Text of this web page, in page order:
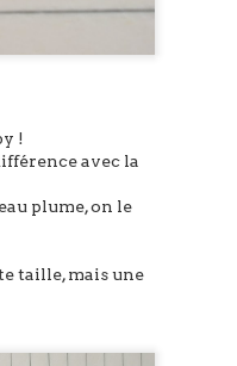
!
avec la
plume, on le
taille, mais une
parfaite ou plutôt,